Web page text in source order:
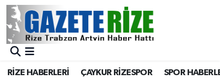
RİZE HABERLERİ ÇAYKUR RİZESPOR SPOR
BÖLGEMİZ
Merkez Nöbetçi Eczaneler